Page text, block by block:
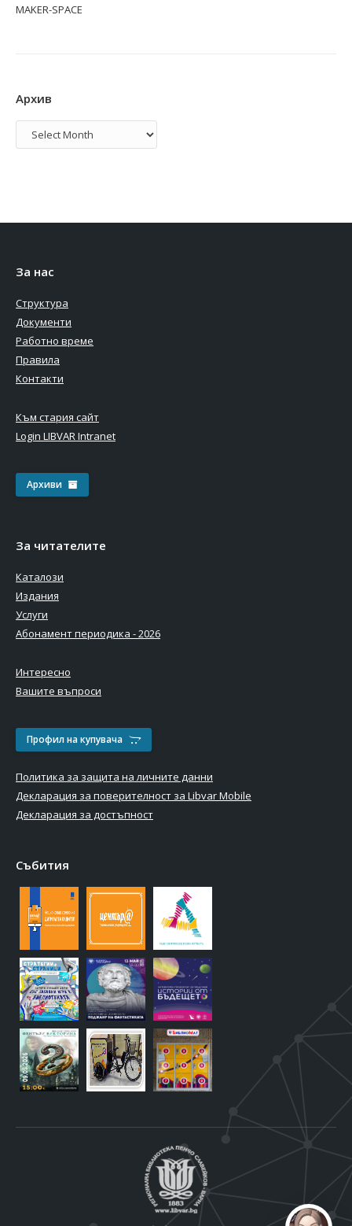
MAKER-SPACE
Архив
Архив
За нас
Структура
Документи
Работно време
Правила
Контакти
Към стария сайт
Login LIBVAR Intranet
Архиви
За читателите
Каталози
Издания
Услуги
Абонамент периодика - 2026
Интересно
Вашите въпроси
Профил на купувача
Политика за защита на личните данни
Декларация за поверителност за Libvar Mobile
Декларация за достъпност
Събития